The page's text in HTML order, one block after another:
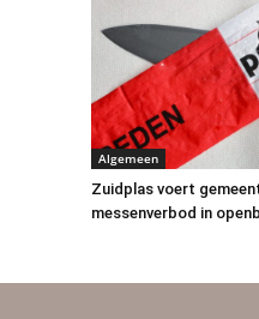
Algemeen
Zuidplas voert
messenverbod in